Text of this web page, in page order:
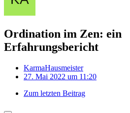
Ordination im Zen: ein
Erfahrungsbericht
KarmaHausmeister
27. Mai 2022 um 11:20
Zum letzten Beitrag